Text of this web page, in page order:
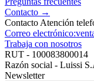
Contacto →
Contacto Atención
Correo
Trabaja con nosotros
RUT - 100083800014
Razón social - Luissi
Newsletter